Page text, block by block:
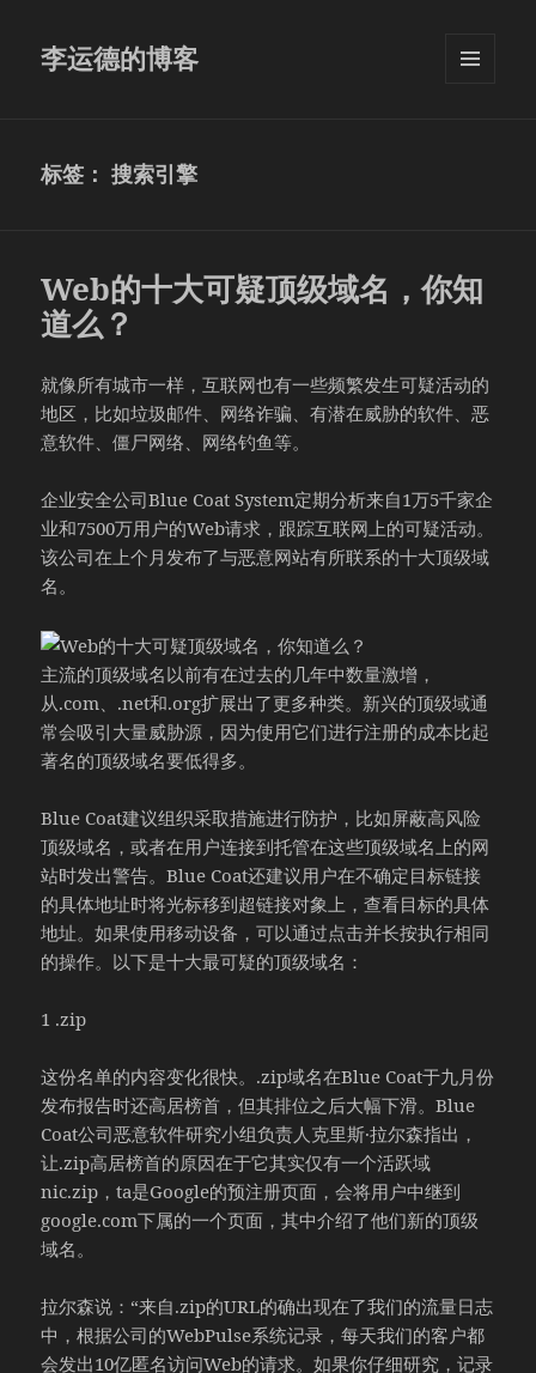
李运德的博客
标签：搜索引擎
Web的十大可疑顶级域名，你知
道么？
就像所有城市一样，互联网也有一些频繁发生可疑活动的
地区，比如垃圾邮件、网络诈骗、有潜在威胁的软件、恶
意软件、僵尸网络、网络钓鱼等。
企业安全公司Blue Coat System定期分析来自1万5千家企
业和7500万用户的Web请求，跟踪互联网上的可疑活动。
该公司在上个月发布了与恶意网站有所联系的十大顶级域
名。
主流的顶级域名以前有在过去的几年中数量激增，
从.com、.net和.org扩展出了更多种类。新兴的顶级域通
常会吸引大量威胁源，因为使用它们进行注册的成本比起
著名的顶级域名要低得多。
Blue Coat建议组织采取措施进行防护，比如屏蔽高风险
顶级域名，或者在用户连接到托管在这些顶级域名上的网
站时发出警告。Blue Coat还建议用户在不确定目标链接
的具体地址时将光标移到超链接对象上，查看目标的具体
地址。如果使用移动设备，可以通过点击并长按执行相同
的操作。以下是十大最可疑的顶级域名：
1 .zip
这份名单的内容变化很快。.zip域名在Blue Coat于九月份
发布报告时还高居榜首，但其排位之后大幅下滑。Blue
Coat公司恶意软件研究小组负责人克里斯·拉尔森指出，
让.zip高居榜首的原因在于它其实仅有一个活跃域
nic.zip，ta是Google的预注册页面，会将用户中继到
google.com下属的一个页面，其中介绍了他们新的顶级
域名。
拉尔森说：“来自.zip的URL的确出现在了我们的流量日志
中，根据公司的WebPulse系统记录，每天我们的客户都
会发出10亿匿名访问Web的请求。如果你仔细研究，记录